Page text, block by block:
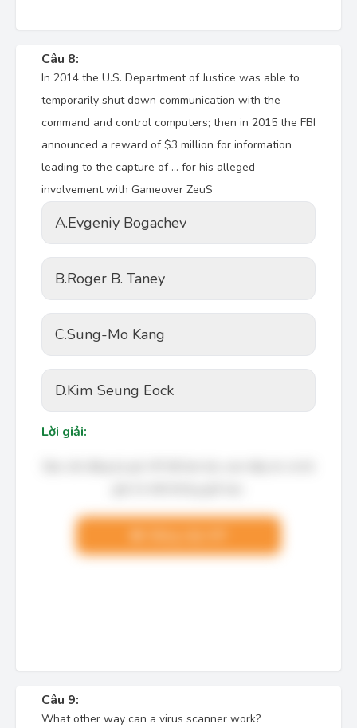
Câu 8:
In 2014 the U.S. Department of Justice was able to
temporarily shut down communication with the
command and control computers; then in 2015 the FBI
announced a reward of $3 million for information
leading to the capture of … for his alleged
involvement with Gameover ZeuS
A.Evgeniy Bogachev
B.Roger B. Taney
C.Sung-Mo Kang
D.Kim Seung Eock
Lời giải:
Câu 9:
What other way can a virus scanner work?